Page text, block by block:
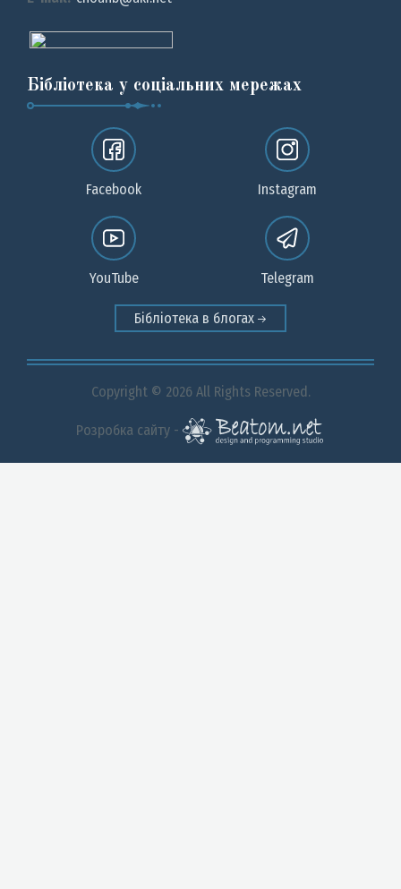
Бібліотека у соціальних мережах
Facebook Instagram
YouTube Telegram
Бібліотека в блогах
Copyright © 2026 All Rights Reserved.
Розробка сайту -